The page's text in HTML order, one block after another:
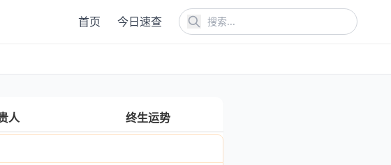
首页 今日速查
人 终生运势